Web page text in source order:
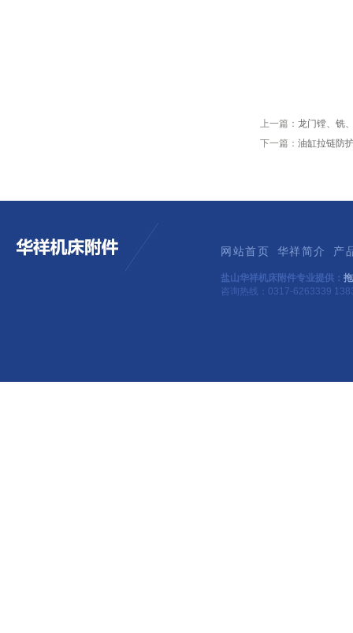
上一篇： 龙门镗、铣
下一篇： 油缸拉链防
网站首页 华祥简介 产
盐山华祥机床附件专业提供：
咨询热线：0317-6263339